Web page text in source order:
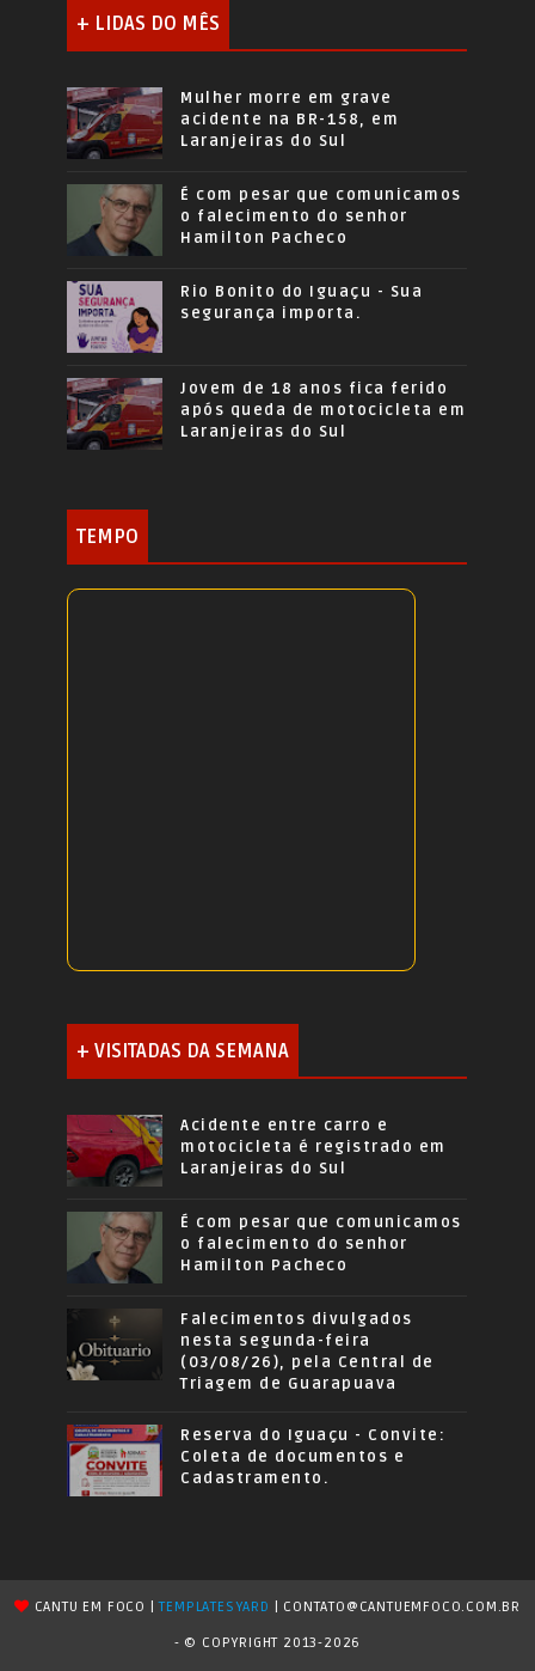
+ LIDAS DO MÊS
Mulher morre em grave
acidente na BR-158, em
Laranjeiras do Sul
É com pesar que comunicamos
o falecimento do senhor
Hamilton Pacheco
Rio Bonito do Iguaçu - Sua
segurança importa.
Jovem de 18 anos fica ferido
após queda de motocicleta em
Laranjeiras do Sul
TEMPO
+ VISITADAS DA SEMANA
Acidente entre carro e
motocicleta é registrado em
Laranjeiras do Sul
É com pesar que comunicamos
o falecimento do senhor
Hamilton Pacheco
Falecimentos divulgados
nesta segunda-feira
(03/08/26), pela Central de
Triagem de Guarapuava
Reserva do Iguaçu - Convite:
Coleta de documentos e
Cadastramento.
CANTU EM FOCO |TEMPLATESYARD
| CONTATO@CANTUEMFOCO.COM.BR
- © COPYRIGHT 2013-2026